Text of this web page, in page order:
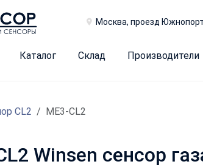
Москва, проезд
Каталог Склад Производители
CL2 ME3-CL2
Winsen сенсор